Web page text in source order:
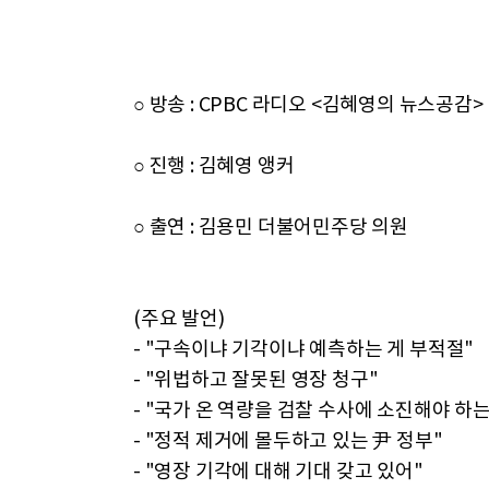
○ 방송 : CPBC 라디오 <김혜영의 뉴스공감>
○ 진행 : 김혜영 앵커
○ 출연 : 김용민 더불어민주당 의원
(주요 발언)
- "구속이냐 기각이냐 예측하는 게 부적절"
- "위법하고 잘못된 영장 청구"
- "국가 온 역량을 검찰 수사에 소진해야 하
- "정적 제거에 몰두하고 있는 尹 정부"
- "영장 기각에 대해 기대 갖고 있어"